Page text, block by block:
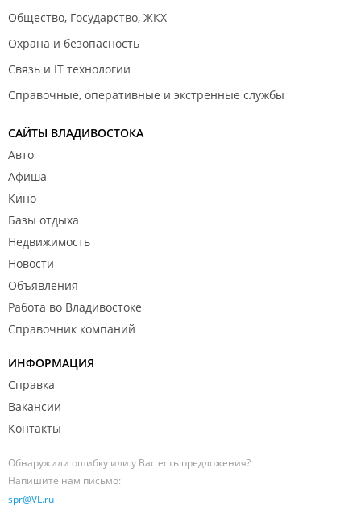
Общество, Государство, ЖКХ
Охрана и безопасность
Связь и IT технологии
Справочные, оперативные и экстренные службы
САЙТЫ ВЛАДИВОСТОКА
Авто
Афиша
Кино
Базы отдыха
Недвижимость
Новости
Объявления
Работа во Владивостоке
Справочник компаний
ИНФОРМАЦИЯ
Справка
Вакансии
Контакты
Обнаружили ошибку или у Вас есть предложения?
Напишите нам письмо:
spr@VL.ru